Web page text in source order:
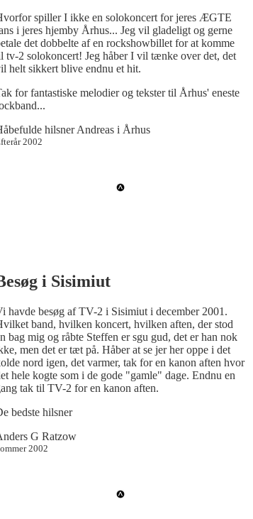
spiller I ikke en solokoncert for jeres ÆGTE
i jeres hjemby Århus... Jeg vil gladeligt og gerne
det dobbelte af en rockshowbillet for at komme
tv-2 solokoncert! Jeg håber I vil tænke over det, det
helt sikkert blive endnu et hit.
for fantastiske melodier og tekster til Århus' eneste
hilsner Andreas i Århus
2002
i Sisimiut
havde besøg af TV-2 i Sisimiut i december 2001.
band, hvilken koncert, hvilken aften, der stod
bag mig og råbte Steffen er sgu gud, det er han nok
men det er tæt på. Håber at se jer her oppe i det
nord igen, det varmer, tak for en kanon aften hvor
hele kogte som i de gode "gamle" dage. Endnu en
tak til TV-2 for en kanon aften.
bedste hilsner
G Ratzow
2002